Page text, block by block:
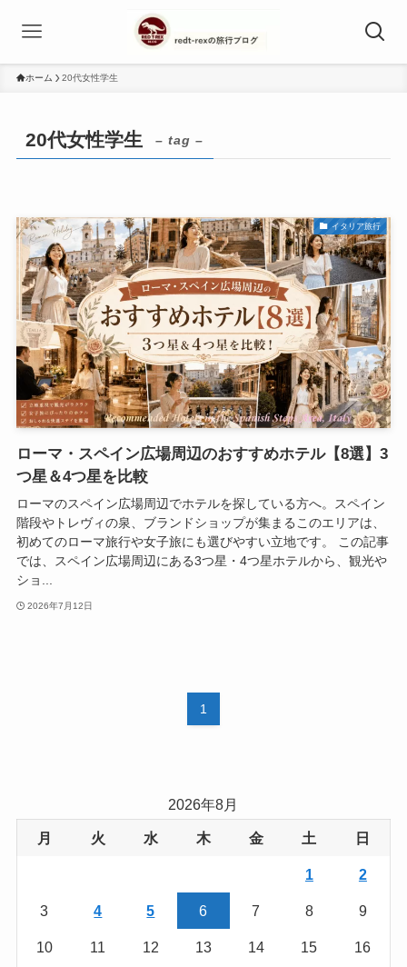
ホーム 20代女性学生
20代女性学生 – tag –
イタリア旅行
ローマ・スペイン広場周辺のおすすめホテル【8選】3
つ星＆4つ星を比較
ローマのスペイン広場周辺でホテルを探している方へ。スペイン
階段やトレヴィの泉、ブランドショップが集まるこのエリアは、
初めてのローマ旅行や女子旅にも選びやすい立地です。 この記事
では、スペイン広場周辺にある3つ星・4つ星ホテルから、観光や
ショ...
2026年7月12日
1
2026年8月
月 火 水 木 金 土 日
1 2
3 4 5 6 7 8 9
10 11 12 13 14 15 16